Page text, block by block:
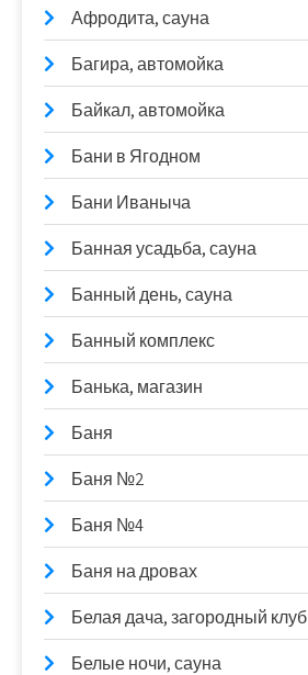
Афродита, сауна
Багира, автомойка
Байкал, автомойка
Бани в Ягодном
Бани Иваныча
Банная усадьба, сауна
Банный день, сауна
Банный комплекс
Банька, магазин
Баня
Баня №2
Баня №4
Баня на дровах
Белая дача, загородный клуб
Белые ночи, сауна